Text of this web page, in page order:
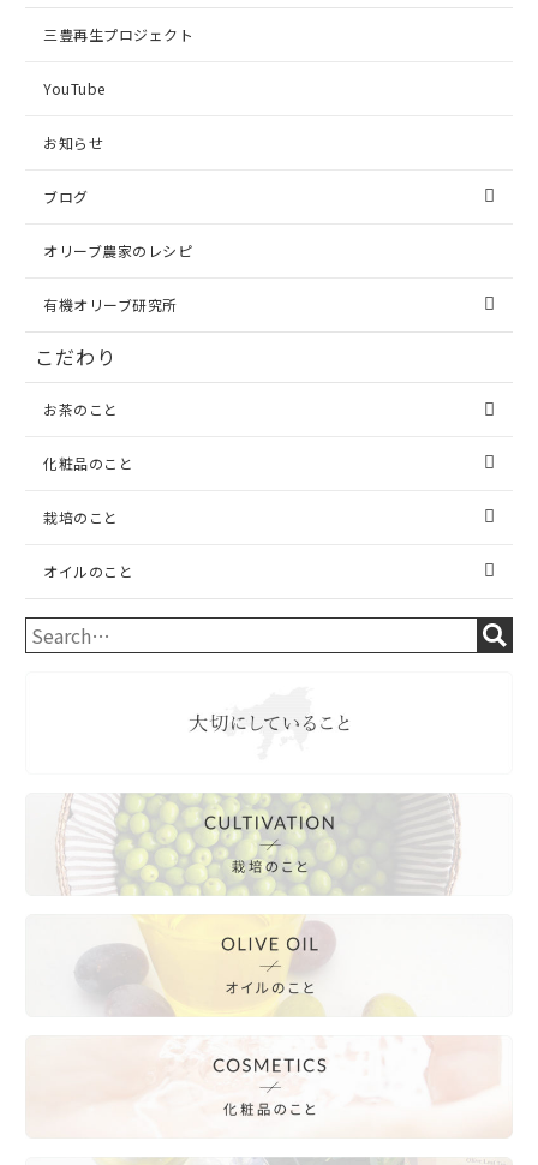
三豊再生プロジェクト
YouTube
お知らせ
ブログ
オリーブ農家のレシピ
有機オリーブ研究所
こだわり
お茶のこと
化粧品のこと
栽培のこと
オイルのこと